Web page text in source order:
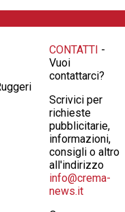
CONTATTI -
Vuoi
contattarci?
Scrivici per
richieste
pubblicitarie,
informazioni,
consigli o altro
all'indirizzo
info@crema-
news.it